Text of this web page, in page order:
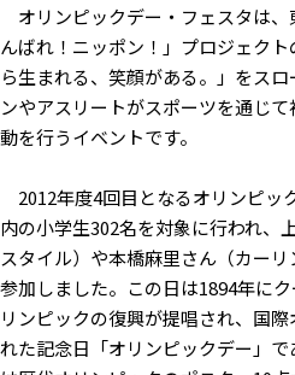
オリンピックデー・フェスタは
んばれ！ニッポン！」プロジェク
ら生まれる、笑顔がある。」をス
ンやアスリートがスポーツを通じ
動を行うイベントです。
2012年度4回目となるオリンピッ
内の小学生302名を対象に行われ、
スタイル）や本橋麻里さん（カー
参加しました。この日は1894年に
リンピックの復興が提唱され、国
れた記念日「オリンピックデー」